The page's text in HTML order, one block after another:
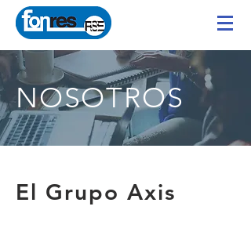
NOSOTROS
El Grupo Axis